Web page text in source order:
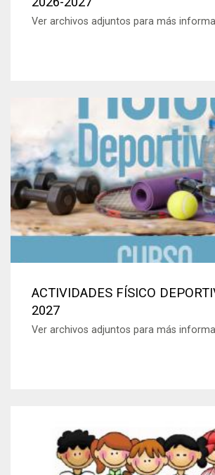
Ver archivos adjuntos para más
ACTIVIDADES FÍSICO
2027
Ver archivos adjuntos para más